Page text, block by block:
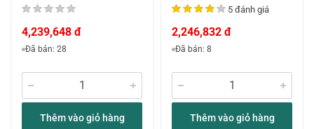
4,239,648 đ
Đã bán: 28
Thêm vào giỏ hàng
5 đánh giá
2,246,832 đ
Đã bán: 8
Thêm vào giỏ hàng